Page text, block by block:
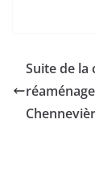
Suite de